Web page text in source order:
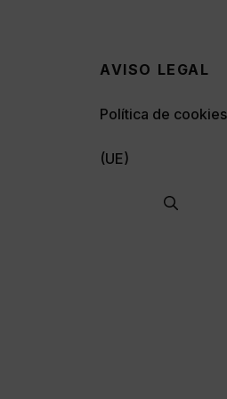
AVISO LEGAL
Política de cookies
(UE)